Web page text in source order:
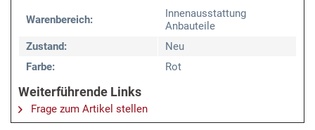
Warenbereich:
Innenausstattung
Anbauteile
Zustand:
Neu
Farbe:
Rot
Weiterführende Links
Frage zum Artikel stellen